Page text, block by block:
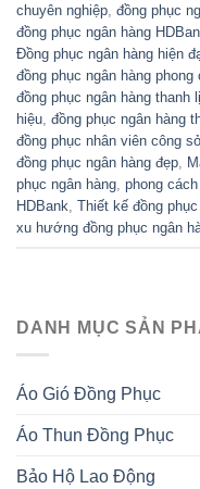
chuyên nghiệp đồng phục
đồng phục ngân hàng
Đồng phục ngân hàng hiện
đồng phục ngân hàng phong
đồng phục ngân hàng thanh
hiệu đồng phục ngân hàng
đồng phục nhân viên công
đồng phục ngân hàng đẹp
phục ngân hàng phong
HDBank Thiết kế đồng
xu hướng đồng phục ngân
DANH MỤC SẢN
Áo Gió Đồng Phục
Áo Thun Đồng Phục
Bảo Hộ Lao Động